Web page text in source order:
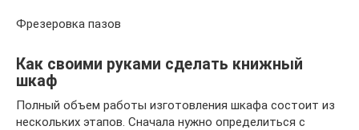
Фрезеровка пазов
Как своими руками сделать книжный
шкаф
Полный объем работы изготовления шкафа состоит из
нескольких этапов. Сначала нужно определиться с